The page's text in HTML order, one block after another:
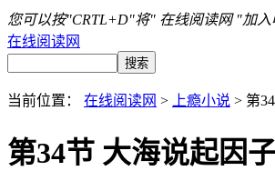
您可以按"CRTL+D"将" 在线阅读网 "加入
在线阅读网
当前位置： 在线阅读网 > 上瘾小说 > 第
第34节 大海说起因